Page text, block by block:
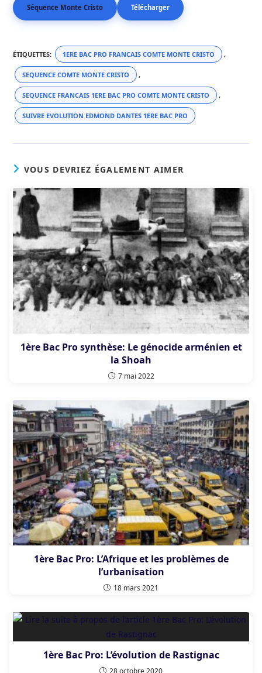
Séquence Monte Cristo Télécharger
ÉTIQUETTES: 1ERE BAC PRO FRANCAIS COMTE MONTE CRISTO ,
SEQUENCE COMTE MONTE CRISTO ,
SEQUENCE FRANCAIS 1ERE BAC PRO COMTE MONTE CRISTO ,
SUIVRE EVOLUTION EDMOND DANTES 1ERE BAC PRO
VOUS DEVRIEZ ÉGALEMENT AIMER
1ère Bac Pro synthèse: Le génocide arménien et
la Shoah
7 mai 2022
1ère Bac Pro: L’Afrique et les problèmes de
l’urbanisation
18 mars 2021
1ère Bac Pro: L’évolution de Rastignac